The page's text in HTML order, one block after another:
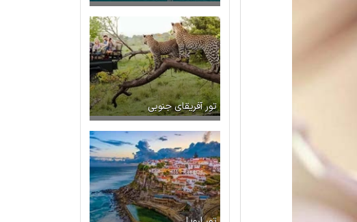
تور آفریقای جنوبی